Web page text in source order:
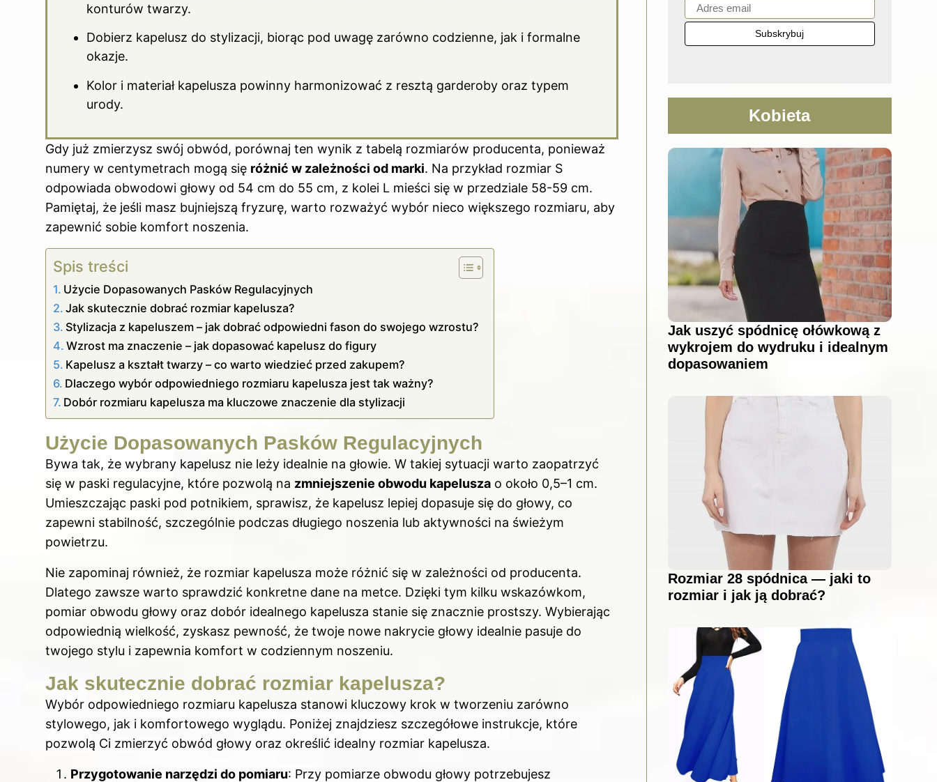
konturów twarzy.
Dobierz kapelusz do stylizacji, biorąc pod uwagę zarówno codzienne, jak i formalne
okazje.
Kolor i materiał kapelusza powinny harmonizować z resztą garderoby oraz typem
urody.
Gdy już zmierzysz swój obwód, porównaj ten wynik z tabelą rozmiarów producenta, ponieważ
numery w centymetrach mogą się różnić w zależności od marki. Na przykład rozmiar S
odpowiada obwodowi głowy od 54 cm do 55 cm, z kolei L mieści się w przedziale 58-59 cm.
Pamiętaj, że jeśli masz bujniejszą fryzurę, warto rozważyć wybór nieco większego rozmiaru, aby
zapewnić sobie komfort noszenia.
Spis treści
Użycie Dopasowanych Pasków Regulacyjnych
Jak skutecznie dobrać rozmiar kapelusza?
Stylizacja z kapeluszem – jak dobrać odpowiedni fason do swojego wzrostu?
Wzrost ma znaczenie – jak dopasować kapelusz do figury
Kapelusz a kształt twarzy – co warto wiedzieć przed zakupem?
Dlaczego wybór odpowiedniego rozmiaru kapelusza jest tak ważny?
Dobór rozmiaru kapelusza ma kluczowe znaczenie dla stylizacji
Użycie Dopasowanych Pasków Regulacyjnych
Bywa tak, że wybrany kapelusz nie leży idealnie na głowie. W takiej sytuacji warto zaopatrzyć
się w paski regulacyjne, które pozwolą na zmniejszenie obwodu kapelusza o około 0,5–1 cm.
Umieszczając paski pod potnikiem, sprawisz, że kapelusz lepiej dopasuje się do głowy, co
zapewni stabilność, szczególnie podczas długiego noszenia lub aktywności na świeżym
powietrzu.
Nie zapominaj również, że rozmiar kapelusza może różnić się w zależności od producenta.
Dlatego zawsze warto sprawdzić konkretne dane na metce. Dzięki tym kilku wskazówkom,
pomiar obwodu głowy oraz dobór idealnego kapelusza stanie się znacznie prostszy. Wybierając
odpowiednią wielkość, zyskasz pewność, że twoje nowe nakrycie głowy idealnie pasuje do
twojego stylu i zapewnia komfort w codziennym noszeniu.
Jak skutecznie dobrać rozmiar kapelusza?
Wybór odpowiedniego rozmiaru kapelusza stanowi kluczowy krok w tworzeniu zarówno
stylowego, jak i komfortowego wyglądu. Poniżej znajdziesz szczegółowe instrukcje, które
pozwolą Ci zmierzyć obwód głowy oraz określić idealny rozmiar kapelusza.
Przygotowanie narzędzi do pomiaru: Przy pomiarze obwodu głowy potrzebujesz
Kobieta
Jak uszyć spódnicę ołówkową z
wykrojem do wydruku i idealnym
dopasowaniem
Rozmiar 28 spódnica — jaki to
rozmiar i jak ją dobrać?